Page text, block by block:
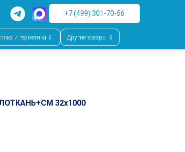
+7 (499) 301-70-56
и герметика ⇩ Другие товары ⇩
32x1000